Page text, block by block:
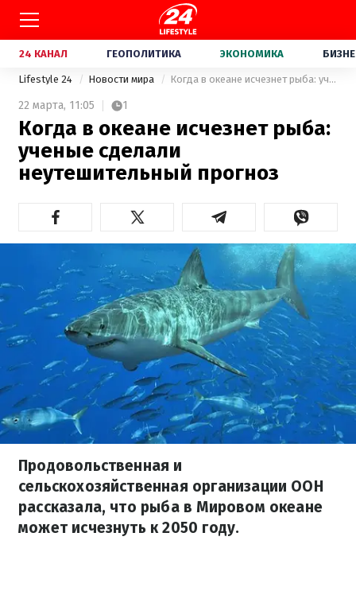
24 КАНАЛ ГЕОПОЛИТИКА ЭКОНОМИКА
Lifestyle 24 Новости мира Когда в океане исчезнет рыба: ученые сделали неутешительный прогноз
22 марта, 11:05 1
Когда в океане исчезнет рыба:
ученые сделали
неутешительный прогноз
Продовольственная и
сельскохозяйственная организации ООН
рассказала, что рыба в Мировом океане
может исчезнуть к 2050 году.